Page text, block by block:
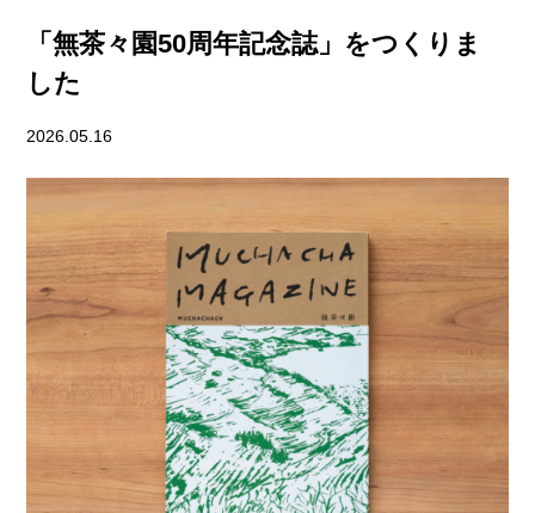
「無茶々園50周年記念誌」をつくりま
した
2026.05.16